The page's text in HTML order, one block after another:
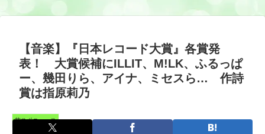
【音楽】『日本レコード大賞』各賞発
表！ 大賞候補にILLIT、M!LK、ふるっぱ
ー、幾田りら、アイナ、ミセスら… 作詩
賞は指原莉乃
芸スポニュース